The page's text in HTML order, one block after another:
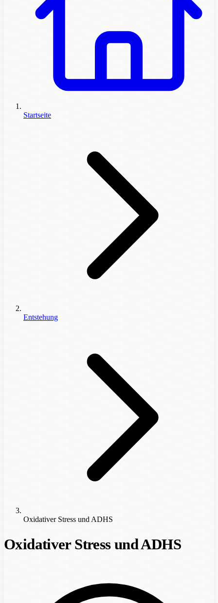
Startseite
Entstehung
Oxidativer Stress und ADHS
Oxidativer Stress und ADHS